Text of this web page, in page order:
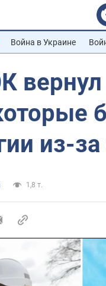
Война в Украине
вернул
из-
1,8 т.